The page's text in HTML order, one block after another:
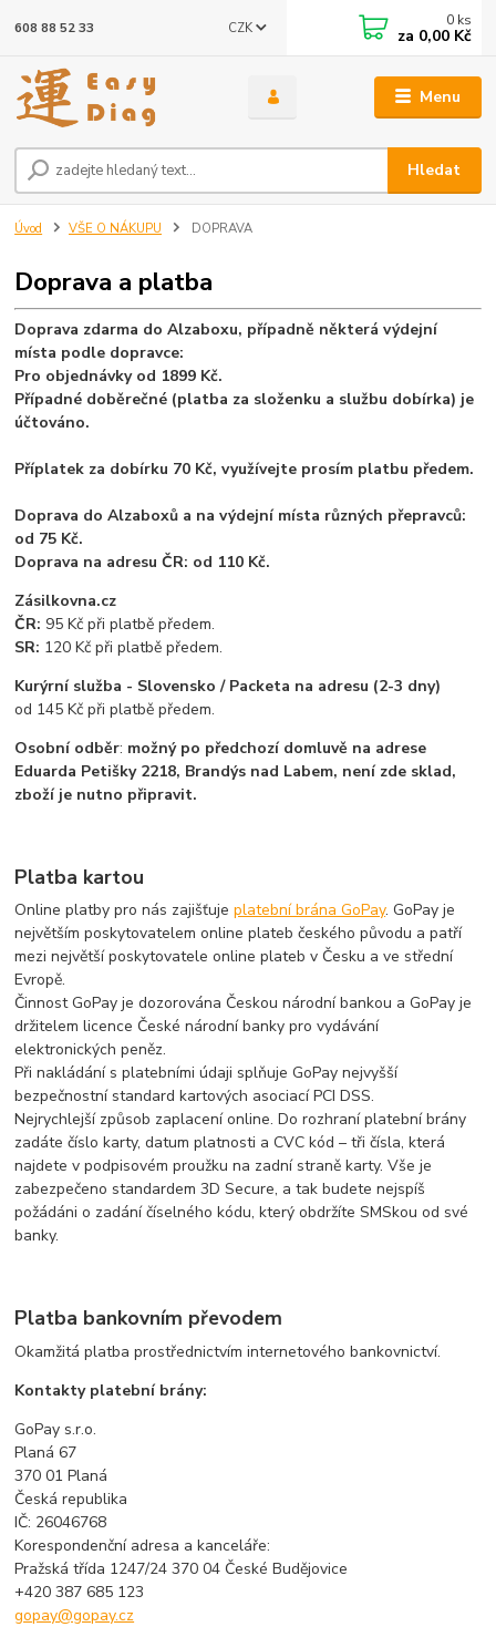
Menu
CZK
Hledat
608 88 52 33 0 ks
za 0,00 Kč
Úvod VŠE O NÁKUPU DOPRAVA
Doprava a platba
Doprava zdarma do Alzaboxu, případně některá výdejní
místa podle dopravce:
Pro objednávky od 1899 Kč.
Případné doběrečné (platba za složenku a službu dobírka) je
účtováno.
Příplatek za dobírku 70 Kč, využívejte prosím platbu předem.
Doprava do Alzaboxů a na výdejní místa různých přepravců:
od 75 Kč.
Doprava na adresu ČR: od 110 Kč.
Zásilkovna.cz
ČR: 95 Kč při platbě předem.
SR: 120 Kč při platbě předem.
Kurýrní služba - Slovensko / Packeta na adresu (2-3 dny)
od 145 Kč při platbě předem.
Osobní odběr: možný po předchozí domluvě na adrese
Eduarda Petišky 2218, Brandýs nad Labem, není zde sklad,
zboží je nutno připravit.
Platba kartou
Online platby pro nás zajišťujeplatební brána GoPay. GoPay je
největším poskytovatelem online plateb českého původu a patří
mezi největší poskytovatele online plateb v Česku a ve střední
Evropě.
Činnost GoPay je dozorována Českou národní bankou a GoPay je
držitelem licence České národní banky pro vydávání
elektronických peněz.
Při nakládání s platebními údaji splňuje GoPay nejvyšší
bezpečnostní standard kartových asociací PCI DSS.
Nejrychlejší způsob zaplacení online. Do rozhraní platební brány
zadáte číslo karty, datum platnosti a CVC kód – tři čísla, která
najdete v podpisovém proužku na zadní straně karty. Vše je
zabezpečeno standardem 3D Secure, a tak budete nejspíš
požádáni o zadání číselného kódu, který obdržíte SMSkou od své
banky.
Platba bankovním převodem
Okamžitá platba prostřednictvím internetového bankovnictví.
Kontakty platební brány:
GoPay s.r.o.
Planá 67
370 01 Planá
Česká republika
IČ: 26046768
Korespondenční adresa a kanceláře:
Pražská třída 1247/24 370 04 České Budějovice
+420 387 685 123
gopay@gopay.cz